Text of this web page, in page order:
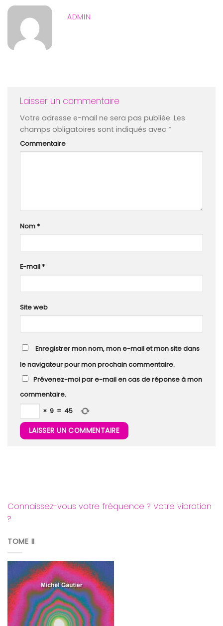
Connaissez-vous votre fréquence ? Votre vibration
?
TOME II
ADMIN
Laisser un commentaire
Votre adresse e-mail ne sera pas publiée. Les
champs obligatoires sont indiqués avec *
Commentaire
Nom*
E-mail*
Site web
Enregistrer mon nom, mon e-mail et mon site dans
le navigateur pour mon prochain commentaire.
Prévenez-moi par e-mail en cas de réponse à mon
commentaire.
× 9 = 45